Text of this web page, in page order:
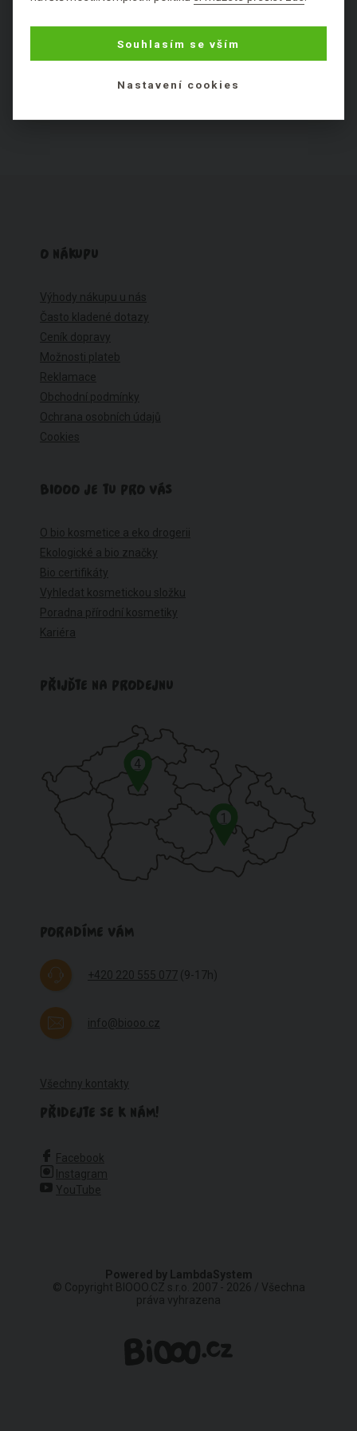
Výborné Fajn Ok Špatné Fuj
Nezařaditelné látky
O NÁKUPU
Výhody nákupu u nás
Často kladené dotazy
Ceník dopravy
Možnosti plateb
Reklamace
Obchodní podmínky
Ochrana osobních údajů
Cookies
BIOOO JE TU PRO VÁS
O bio kosmetice a eko drogerii
Ekologické a bio značky
Bio certifikáty
Vyhledat kosmetickou složku
Poradna přírodní kosmetiky
Kariéra
PŘIJĎTE NA PRODEJNU
1
4
PORADÍME VÁM
+420 220 555 077 (9-17h)
info@biooo.cz
Všechny kontakty
PŘIDEJTE SE K NÁM!
Facebook
Instagram
YouTube
Powered by
LambdaSystem
© Copyright BIOOO.CZ s.r.o. 2007 - 2026 / Všechna
práva vyhrazena
Souhlasím se vším
Nastavení cookies